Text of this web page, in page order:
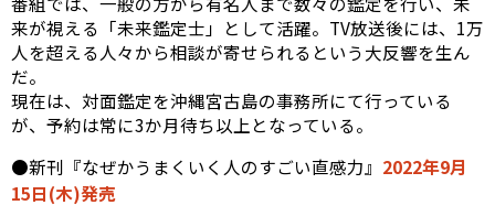
来が視える「未来鑑定士」として活躍。TV放送後には、1万
人を超える人々から相談が寄せられるという大反響を生ん
だ。
現在は、対面鑑定を沖縄宮古島の事務所にて行っている
が、予約は常に3か月待ち以上となっている。
●新刊『なぜかうまくいく人のすごい直感力』 2022年9月
15日(木)発売